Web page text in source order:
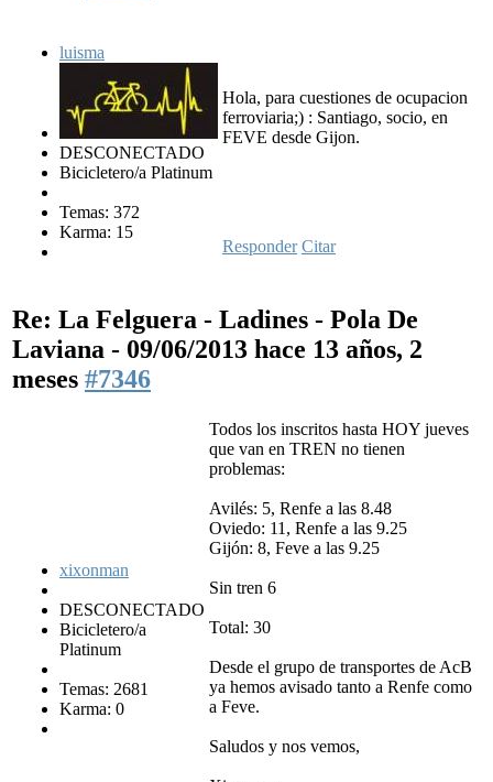
luisma
DESCONECTADO
Bicicletero/a Platinum
Temas: 372
Karma: 15
Hola, para cuestiones de ocupacion
ferroviaria;) : Santiago, socio, en
FEVE desde Gijon.
Responder Citar
Re: La Felguera - Ladines - Pola De
Laviana - 09/06/2013 hace 13 años, 2
meses #7346
xixonman
DESCONECTADO
Bicicletero/a
Platinum
Temas: 2681
Karma: 0
Todos los inscritos hasta HOY jueves
que van en TREN no tienen
problemas:
Avilés: 5, Renfe a las 8.48
Oviedo: 11, Renfe a las 9.25
Gijón: 8, Feve a las 9.25
Sin tren 6
Total: 30
Desde el grupo de transportes de AcB
ya hemos avisado tanto a Renfe como
a Feve.
Saludos y nos vemos,